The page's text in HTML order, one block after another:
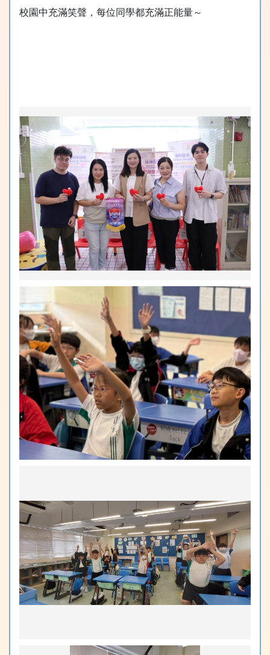
校園中充滿笑聲，每位同學都充滿正能量～